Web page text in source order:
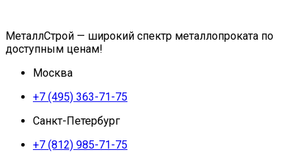
МеталлСтрой — широкий спектр металлопроката по
доступным ценам!
Москва
+7 (495) 363-71-75
Санкт-Петербург
+7 (812) 985-71-75